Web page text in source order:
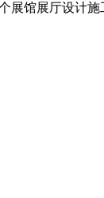
个展馆展厅设计